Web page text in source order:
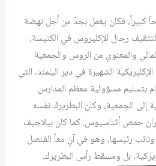
كبيراً، فكان يعمل بجدّ من أجل نهضة
رجال الإكليروس في الكنيسة،
والمعنوي من الروس والجمعية
الشهيرة في دير البلمند، التي
في عام 1900، قام بتسليم مسؤولية معظم المدارس
إلى الجمعية، وكان البطريرك نفسه
حمص أثناسيوس. كما كان بيلاجيف
رئيسها، وهو في آنٍ معاً القنصل
بل ومسقط رأس البطريرك.